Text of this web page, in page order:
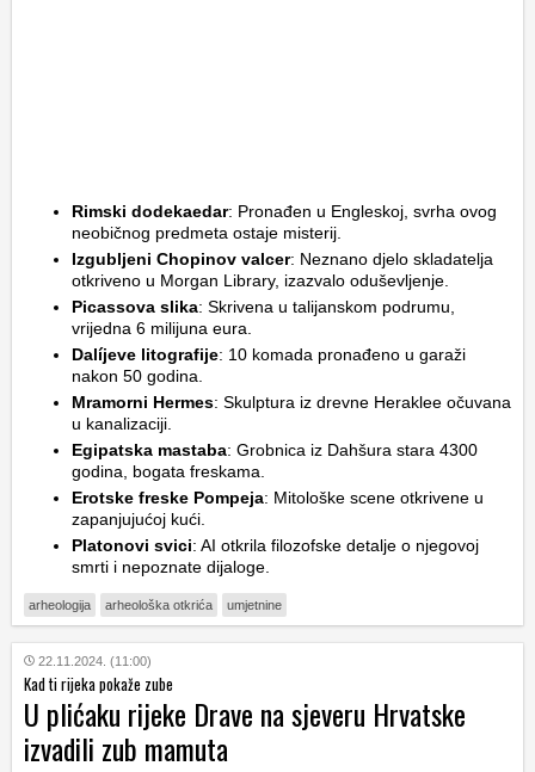
Rimski dodekaedar: Pronađen u Engleskoj, svrha ovog
neobičnog predmeta ostaje misterij.
Izgubljeni Chopinov valcer: Neznano djelo skladatelja
otkriveno u Morgan Library, izazvalo oduševljenje.
Picassova slika: Skrivena u talijanskom podrumu,
vrijedna 6 milijuna eura.
Dalíjeve litografije: 10 komada pronađeno u garaži
nakon 50 godina.
Mramorni Hermes: Skulptura iz drevne Heraklee očuvana
u kanalizaciji.
Egipatska mastaba: Grobnica iz Dahšura stara 4300
godina, bogata freskama.
Erotske freske Pompeja: Mitološke scene otkrivene u
zapanjujućoj kući.
Platonovi svici: AI otkrila filozofske detalje o njegovoj
smrti i nepoznate dijaloge.
arheologija arheološka otkrića umjetnine
22.11.2024. (11:00)
Kad ti rijeka pokaže zube
U plićaku rijeke Drave na sjeveru Hrvatske
izvadili zub mamuta